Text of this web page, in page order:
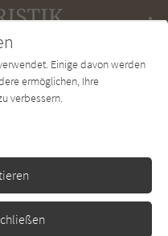
Newsletter
Einige davon werden
ermöglichen, Ihre
verbessern.